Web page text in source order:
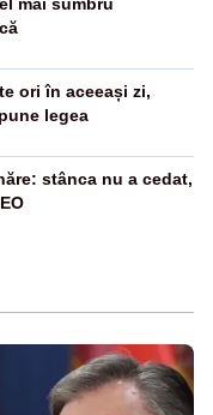
ori în aceeași zi,
legea
stânca nu a cedat,